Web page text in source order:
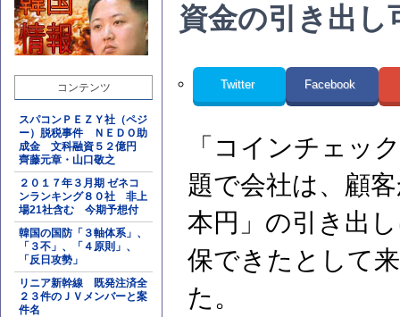
コンテンツ
スパコンＰＥＺＹ社（ペジ
ー）脱税事件 ＮＥＤＯ助
成金 文科融資５２億円
齊藤元章・山口敬之
２０１７年３月期 ゼネコ
ンランキング８０社 非上
場21社含む 今期予想付
韓国の国防「３軸体系」、
「３不」、「４原則」、
「反日攻勢」
リニア新幹線 既発注済全
２３件のＪＶメンバーと案
件名
資金の引き出
Twitter Facebook
「コインチェッ
題で会社は、顧
本円」の引き出
保できたとして
た。